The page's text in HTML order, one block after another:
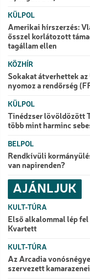
KÜLPOL
Amerikai hírszerzés:
ősszel korlátozott
tagállam ellen
KÖZHÍR
Sokakat átverhettek
nyomoz a rendőrség
KÜLPOL
Tinédzser lövöldözött
több mint harminc
BELPOL
Rendkívüli
van napirenden?
AJÁNLJUK
KULT-TÚRA
Első alkalommal lép fel
Kvartett
KULT-TÚRA
Az Arcadia
szervezett